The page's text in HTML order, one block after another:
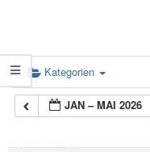
Kategorien
JAN – MAI 2026